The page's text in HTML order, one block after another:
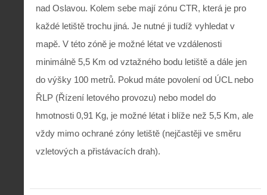
nad Oslavou. Kolem sebe mají zónu CTR, která je pro
každé letiště trochu jiná. Je nutné ji tudíž vyhledat v
mapě. V této zóně je možné létat ve vzdálenosti
minimálně 5,5 Km od vztažného bodu letiště a dále jen
do výšky 100 metrů. Pokud máte povolení od ÚCL nebo
ŘLP (Řízení letového provozu) nebo model do
hmotnosti 0,91 Kg, je možné létat i blíže než 5,5 Km, ale
vždy mimo ochrané zóny letiště (nejčastěji ve směru
vzletových a přistávacích drah).